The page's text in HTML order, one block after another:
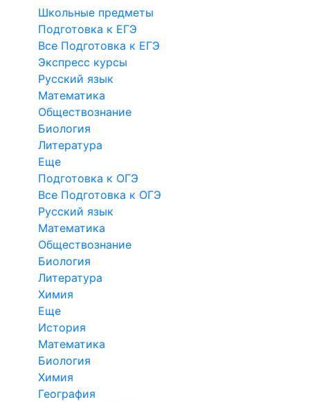
Школьные предметы
Подготовка к ЕГЭ
Все Подготовка к ЕГЭ
Экспресс курсы
Русский язык
Математика
Обществознание
Биология
Литература
Еще
Подготовка к ОГЭ
Все Подготовка к ОГЭ
Русский язык
Математика
Обществознание
Биология
Литература
Химия
Еще
История
Математика
Биология
Химия
География